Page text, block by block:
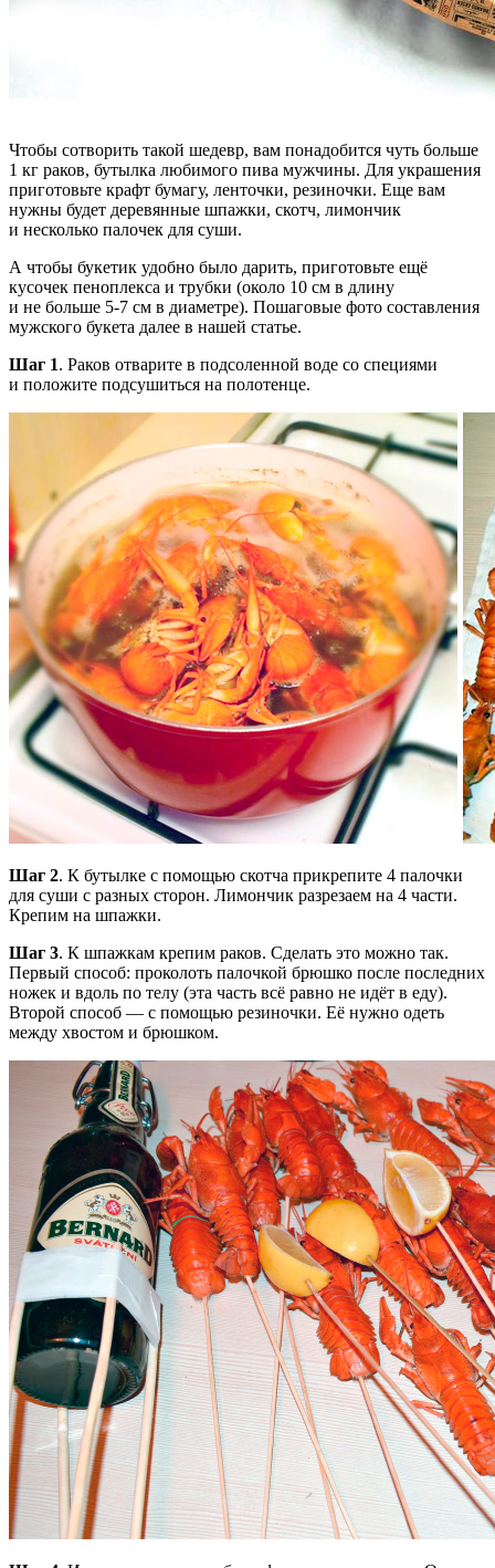
Чтобы сотворить такой шедевр, вам понадобится чуть больше
1 кг раков, бутылка любимого пива мужчины. Для украшения
приготовьте крафт бумагу, ленточки, резиночки. Еще вам
нужны будет деревянные шпажки, скотч, лимончик
и несколько палочек для суши.
А чтобы букетик удобно было дарить, приготовьте ещё
кусочек пеноплекса и трубки (около 10 см в длину
и не больше 5-7 см в диаметре). Пошаговые фото составления
мужского букета далее в нашей статье.
Шаг 1. Раков отварите в подсоленной воде со специями
и положите подсушиться на полотенце.
Шаг 2. К бутылке с помощью скотча прикрепите 4 палочки
для суши с разных сторон. Лимончик разрезаем на 4 части.
Крепим на шпажки.
Шаг 3. К шпажкам крепим раков. Сделать это можно так.
Первый способ: проколоть палочкой брюшко после последних
ножек и вдоль по телу (эта часть всё равно не идёт в еду).
Второй способ — с помощью резиночки. Её нужно одеть
между хвостом и брюшком.